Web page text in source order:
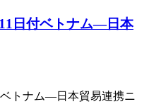
日付ベトナム―日本
ベトナム―日本貿易連携ニ